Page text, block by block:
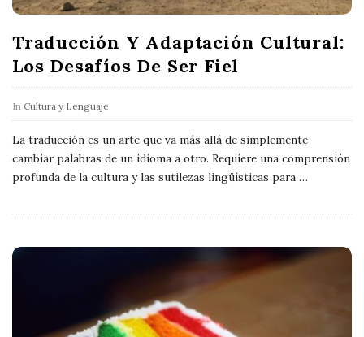
Traducción Y Adaptación Cultural:
Los Desafíos De Ser Fiel
In Cultura y Lenguaje
La traducción es un arte que va más allá de simplemente
cambiar palabras de un idioma a otro. Requiere una comprensión
profunda de la cultura y las sutilezas lingüísticas para …